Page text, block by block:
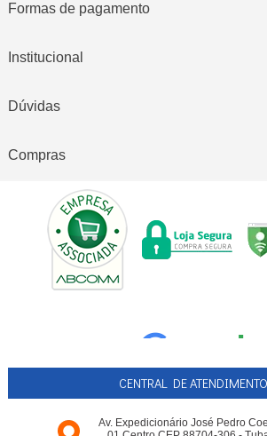
Formas de pagamento
Institucional
Dúvidas
Compras
CENTRAL DE ATENDIMENTO
Av. Expedicionário José Pedro